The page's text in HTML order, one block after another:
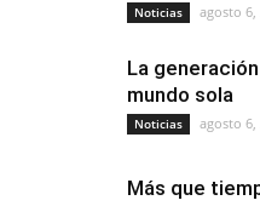
Noticias agosto 6,
La
mundo sola
Noticias agosto 6,
Más que